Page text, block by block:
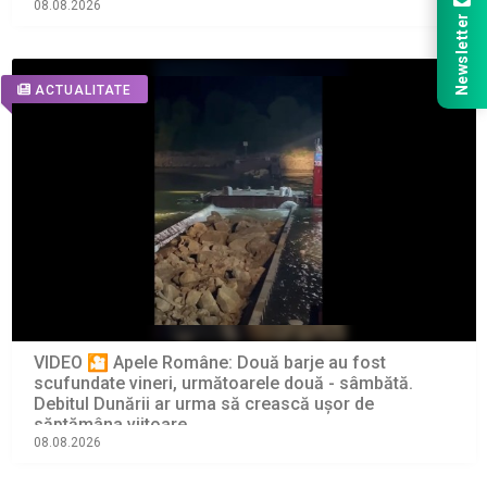
08.08.2026
ACTUALITATE
VIDEO 🎦 Apele Române: Două barje au fost
scufundate vineri, următoarele două - sâmbătă.
Debitul Dunării ar urma să crească ușor de
săptămâna viitoare
08.08.2026
Newsletter